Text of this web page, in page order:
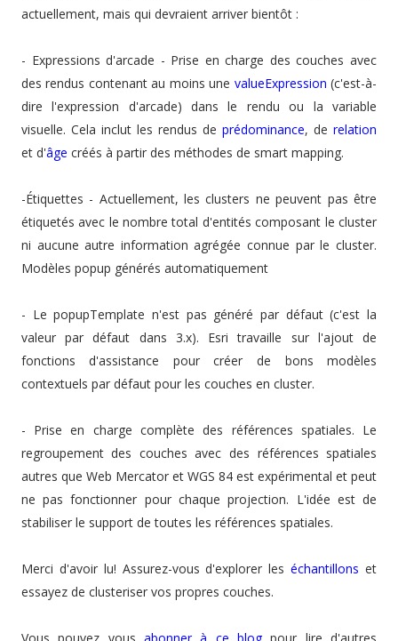
actuellement, mais qui devraient arriver bientôt :
- Expressions d'arcade - Prise en charge des couches avec
des rendus contenant au moins une valueExpression (c'est-à-
dire l'expression d'arcade) dans le rendu ou la variable
visuelle. Cela inclut les rendus deprédominance, derelation
et d'âge créés à partir des méthodes de smart mapping.
-Étiquettes - Actuellement, les clusters ne peuvent pas être
étiquetés avec le nombre total d'entités composant le cluster
ni aucune autre information agrégée connue par le cluster.
Modèles popup générés automatiquement
- Le popupTemplate n'est pas généré par défaut (c'est la
valeur par défaut dans 3.x). Esri travaille sur l'ajout de
fonctions d'assistance pour créer de bons modèles
contextuels par défaut pour les couches en cluster.
- Prise en charge complète des références spatiales. Le
regroupement des couches avec des références spatiales
autres que Web Mercator et WGS 84 est expérimental et peut
ne pas fonctionner pour chaque projection. L'idée est de
stabiliser le support de toutes les références spatiales.
Merci d'avoir lu! Assurez-vous d'explorer leséchantillonset
essayez de clusteriser vos propres couches.
Vous pouvez vous abonner à ce blogpour lire d'autres